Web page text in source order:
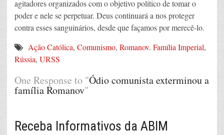
agitadores organizados com o objetivo político de tomar o
poder e nele se perpetuar. Deus continuará a nos proteger
contra esses sanguinários, desde que façamos por merecê-lo.
Ação Católica, Comunismo, Romanov. Família Imperial,
Rússia, URSS
One Response to "Ódio comunista exterminou a
família Romanov"
Receba Informativos da ABIM